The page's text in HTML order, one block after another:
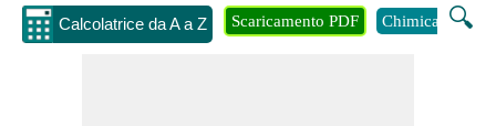
Calcolatrice da A a Z 🔍
Scaricamento PDF Chimica